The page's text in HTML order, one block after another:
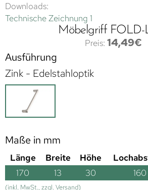
Downloads:
Technische Zeichnung 1
Möbelgriff FOLD-
14,49€
Ausführung
Zink - Edelstahloptik
Maße in mm
Länge Breite Höhe
170
13 30 160
(inkl. MwSt., zzgl. Versand)